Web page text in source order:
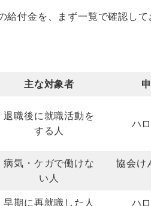
給付金を、まず一覧で確認して
主な対象者
退職後に就職活動を
する人
ハ
病気・ケガで働けな
い人
協会け
早期に再就職した人 ハ